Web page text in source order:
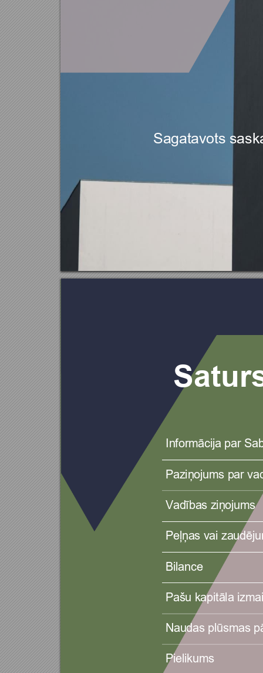
Sagatavots sa
Informācija par
Paziņojums par
Vadības ziņojums
Peļņas vai
Bilance
Pašu kapitāla
Naudas plūsmas
Pielikums